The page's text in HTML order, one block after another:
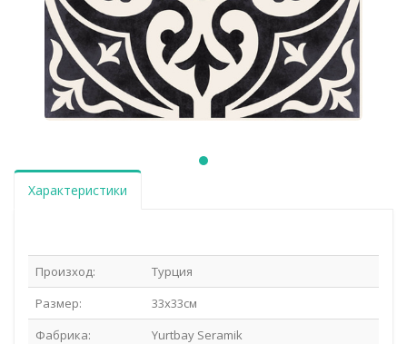
Характеристики
Произход:
Турция
Размер:
33x33см
Фабрика:
Yurtbay Seramik